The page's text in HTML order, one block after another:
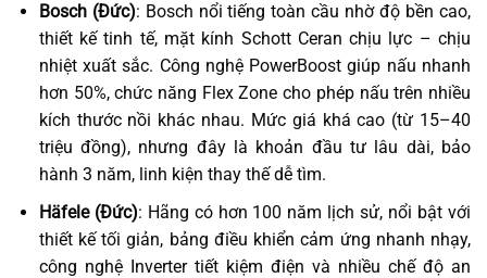
Bosch (Đức): Bosch nổi tiếng toàn cầu nhờ độ bền cao,
thiết kế tinh tế, mặt kính Schott Ceran chịu lực – chịu
nhiệt xuất sắc. Công nghệ PowerBoost giúp nấu nhanh
hơn 50%, chức năng Flex Zone cho phép nấu trên nhiều
kích thước nồi khác nhau. Mức giá khá cao (từ 15–40
triệu đồng), nhưng đây là khoản đầu tư lâu dài, bảo
hành 3 năm, linh kiện thay thế dễ tìm.
Häfele (Đức): Hãng có hơn 100 năm lịch sử, nổi bật với
thiết kế tối giản, bảng điều khiển cảm ứng nhanh nhạy,
công nghệ Inverter tiết kiệm điện và nhiều chế độ an